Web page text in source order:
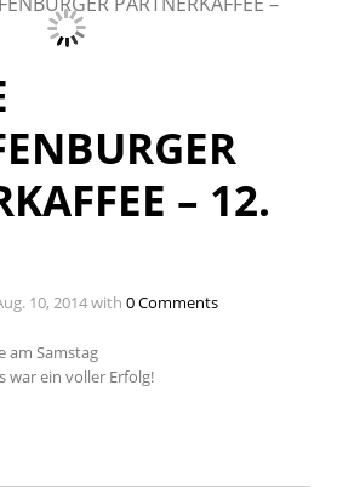
– 12.
10, 2014 with0 Comments
am Samstag
war ein voller Erfolg!